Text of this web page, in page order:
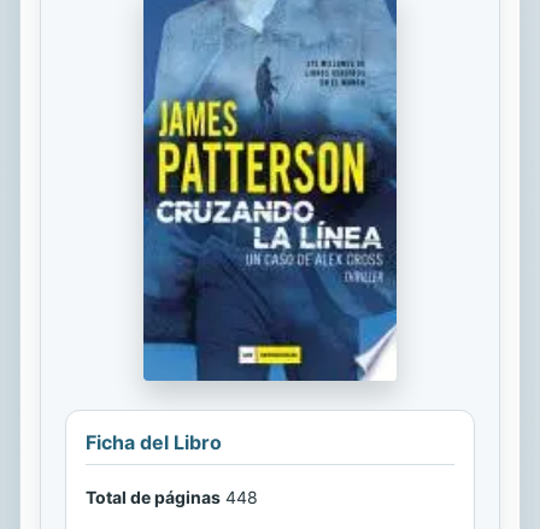
Ficha del Libro
Total de páginas 448